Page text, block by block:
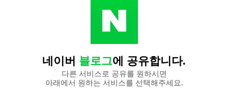
네이버 블로그에 공유합니다.
다른 서비스로 공유를 원하시면
아래에서 원하는 서비스를 선택해주세요.